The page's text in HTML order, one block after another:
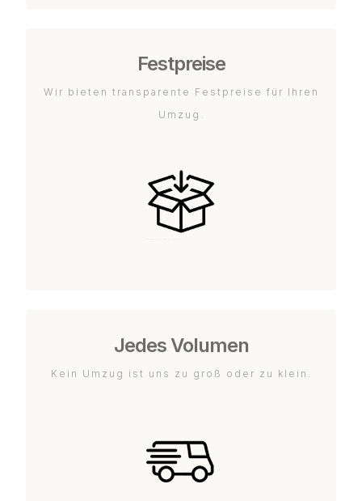
Festpreise
Wir bieten transparente Festpreise für Ihren
Umzug.
Jedes Volumen
Kein Umzug ist uns zu groß oder zu klein.